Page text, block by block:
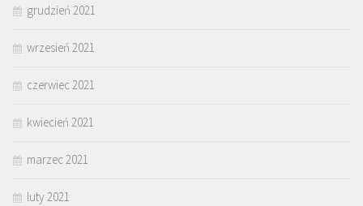
grudzień 2021
wrzesień 2021
czerwiec 2021
kwiecień 2021
marzec 2021
luty 2021